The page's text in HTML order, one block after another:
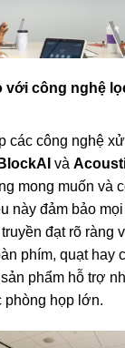
với công nghệ
các công nghệ
và
mong muốn và
này đảm bảo
đạt rõ ràng
phím, quạt hay
phẩm hỗ trợ
phòng họp lớn.